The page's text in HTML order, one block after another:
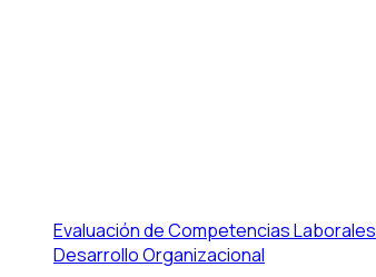
Evaluación de Competencias Laborales
Desarrollo Organizacional